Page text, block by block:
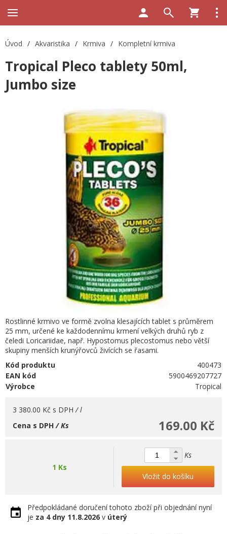
Úvod / Akvaristika / Krmiva / Kompletní krmiva
Tropical Pleco tablety 50ml,
Jumbo size
Rostlinné krmivo ve formě zvolna klesajících tablet s průměrem
25 mm, určené ke každodennímu krmení velkých druhů ryb z
čeledi Loricariidae, např. Hypostomus plecostomus nebo větší
skupiny menších krunýřovců živících se řasami.
Kód produktu
400473
EAN kód
5900469207727
Výrobce
Tropical
3 380.00 Kč s DPH / l
169.00 Kč
Cena s DPH/ Ks
1 Ks
Ks
Vložit do košíku
Předpokládané doručení tohoto zboží při objednání nyní
je za 4 dny 11.8.2026 v úterý